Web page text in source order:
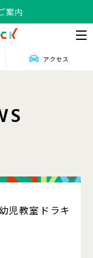
案内
アクセス
S
児教室ドラキ